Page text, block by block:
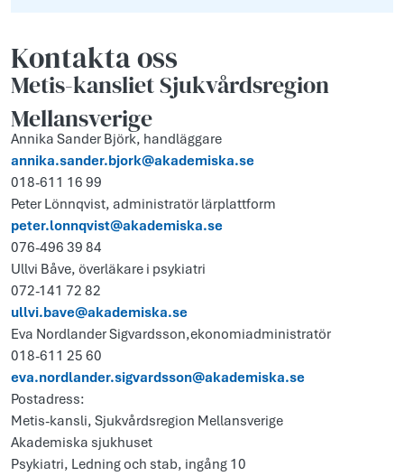
Kontakta oss
Metis-kansliet Sjukvårdsregion
Mellansverige
Annika Sander Björk, handläggare
annika.sander.bjork@akademiska.se
018-611 16 99
Peter Lönnqvist, administratör lärplattform
peter.lonnqvist@akademiska.se
076-496 39 84
Ullvi Båve, överläkare i psykiatri
072-141 72 82
ullvi.bave@akademiska.se
Eva Nordlander Sigvardsson,ekonomiadministratör
018-611 25 60
eva.nordlander.sigvardsson@akademiska.se
Postadress:
Metis-kansli, Sjukvårdsregion Mellansverige
Akademiska sjukhuset
Psykiatri, Ledning och stab, ingång 10